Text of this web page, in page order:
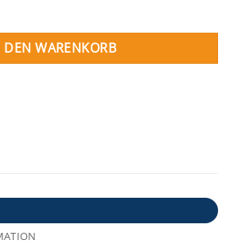
oval 623 x 360 cm mitternachtsblau
DEN WARENKORB